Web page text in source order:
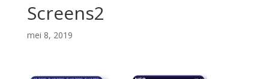
Screens2
mei 8, 2019